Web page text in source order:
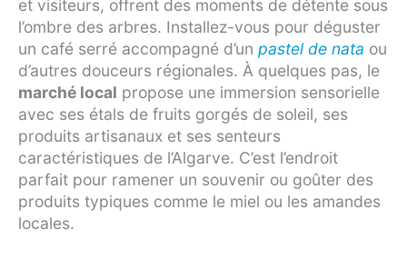
et visiteurs, offrent des moments de détente sous
l’ombre des arbres. Installez-vous pour déguster
un café serré accompagné d’un pastel de nata ou
d’autres douceurs régionales. À quelques pas, le
marché local propose une immersion sensorielle
avec ses étals de fruits gorgés de soleil, ses
produits artisanaux et ses senteurs
caractéristiques de l’Algarve. C’est l’endroit
parfait pour ramener un souvenir ou goûter des
produits typiques comme le miel ou les amandes
locales.